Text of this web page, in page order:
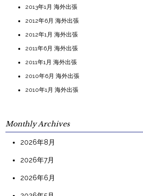
2013年1月 海外出張
2012年6月 海外出張
2012年1月 海外出張
2011年6月 海外出張
2011年1月 海外出張
2010年6月 海外出張
2010年1月 海外出張
Monthly Archives
2026年8月
2026年7月
2026年6月